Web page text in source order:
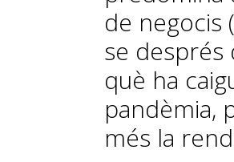
de negocis
se després
què ha
pandèmia,
més la